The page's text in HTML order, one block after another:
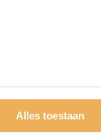
Alles toestaan